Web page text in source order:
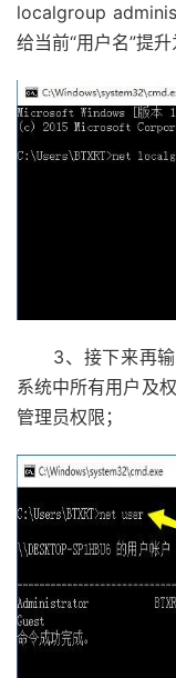
localgroup
给当前“用户名”提升
3、接下来再输
系统中所有用户及
管理员权限；